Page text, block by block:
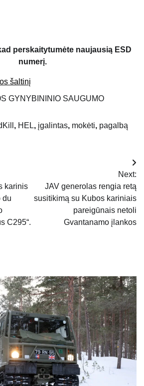
perskaitytumėte naujausią ESD
numerį.
šaltinį
GYNYBININIO SAUGUMO
, HEL, įgalintas, mokėti, pagalbą
karinis
du
C295“.
Next:
JAV generolas rengia retą
susitikimą su Kubos kariniais
pareigūnais netoli
Gvantanamo įlankos